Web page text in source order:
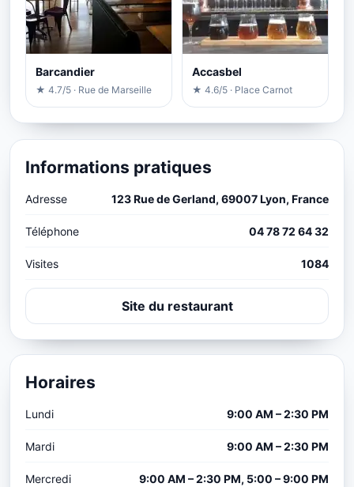
Barcandier
★ 4.7/5 · Rue de Marseille
Accasbel
★ 4.6/5 · Place Carnot
Informations pratiques
Adresse 123 Rue de Gerland, 69007 Lyon, France
Téléphone 04 78 72 64 32
Visites 1084
Site du restaurant
Horaires
Lundi 9:00 AM – 2:30 PM
Mardi 9:00 AM – 2:30 PM
Mercredi 9:00 AM – 2:30 PM, 5:00 – 9:00 PM